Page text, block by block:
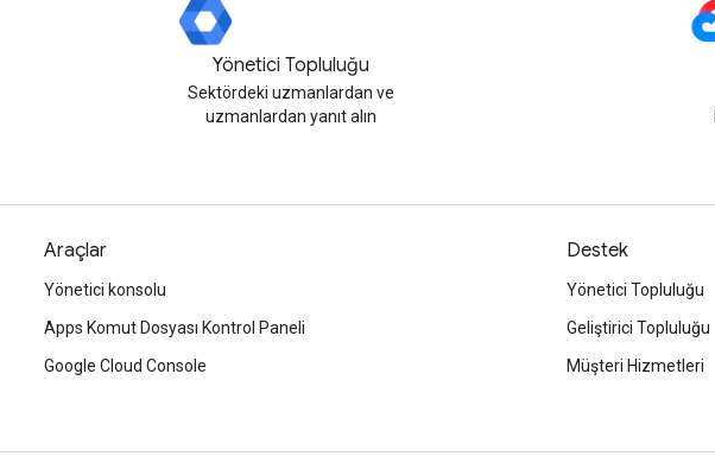
Yönetici Topluluğu
Sektördeki uzmanlardan ve
uzmanlardan yanıt alın
Araçlar
Yönetici konsolu
Apps Komut Dosyası Kontrol Paneli
Google Cloud Console
Destek
Yönetici Topluluğu
Geliştirici Topluluğu
Müşteri Hizmetleri